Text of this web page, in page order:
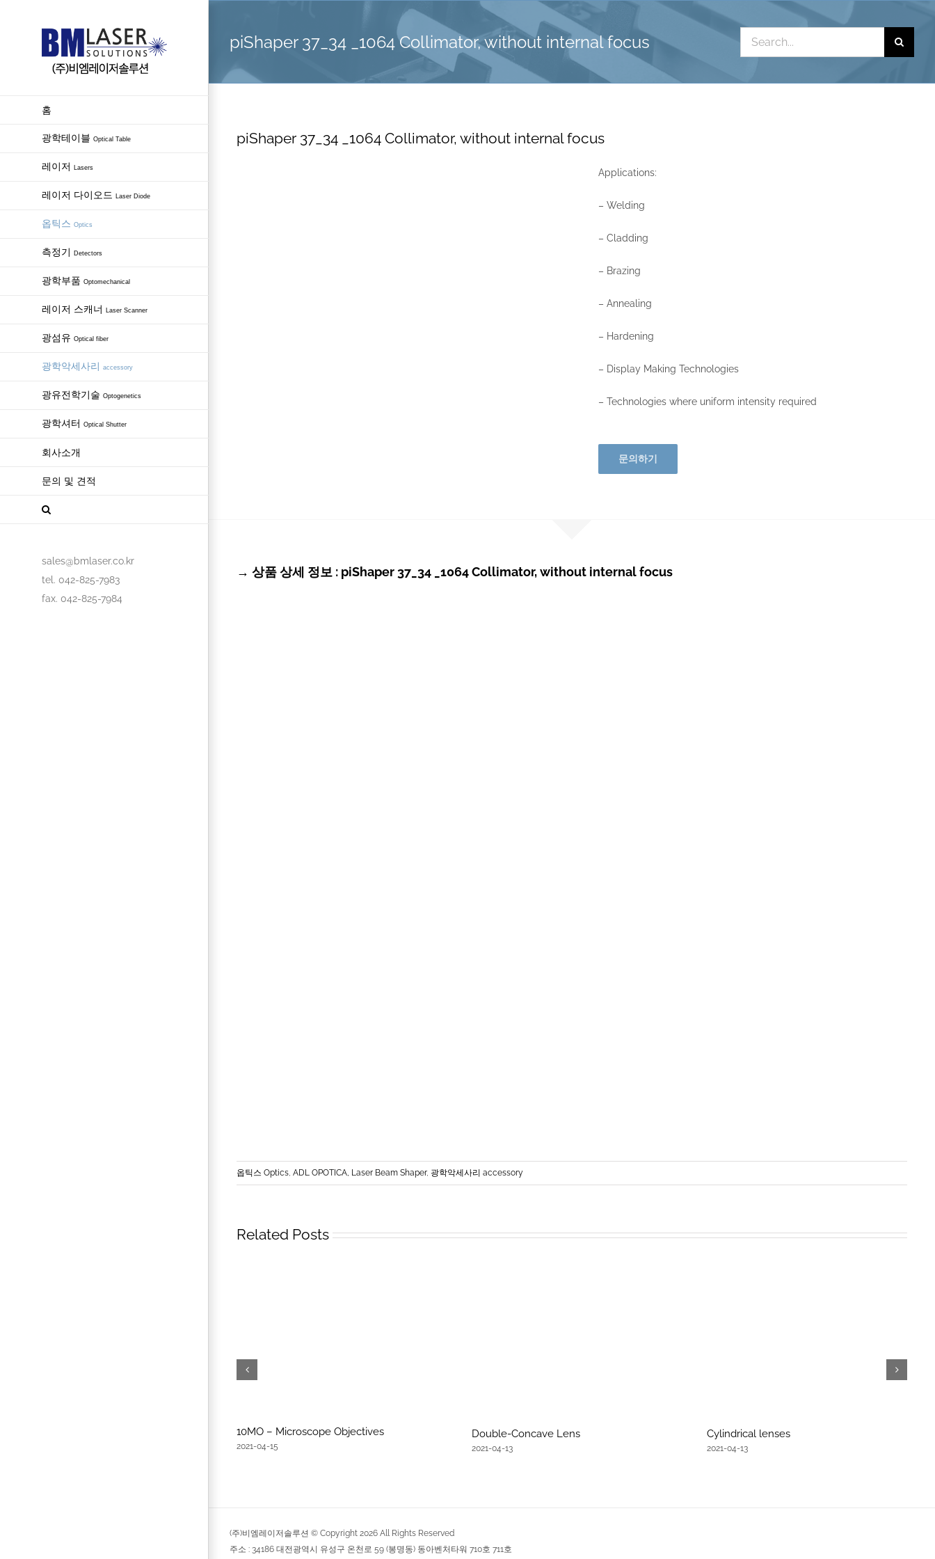
홈
광학테이블 Optical Table
레이저 Lasers
레이저 다이오드 Laser Diode
옵틱스 Optics
측정기 Detectors
광학부품 Optomechanical
레이저 스캐너 Laser Scanner
광섬유 Optical fiber
광학악세사리 accessory
광유전학기술 Optogenetics
광학셔터 Optical Shutter
회사소개
문의 및 견적
sales@bmlaser.co.kr
tel. 042-825-7983
fax. 042-825-7984
piShaper 37_34 _1064 Collimator, without internal focus
Search
for:
piShaper 37_34 _1064 Collimator, without internal focus
Applications:
– Welding
– Cladding
– Brazing
– Annealing
– Hardening
– Display Making Technologies
– Technologies where uniform intensity required
문의하기
→ 상품 상세 정보 : piShaper 37_34 _1064 Collimator, without internal focus
옵틱스 Optics, ADL OPOTICA, Laser Beam Shaper, 광학악세사리 accessory
Related Posts
10MO – Microscope Objectives
2021-04-15
Double-Concave Lens
2021-04-13
Cylindrical lenses
2021-04-13
(주)비엠레이저솔루션 © Copyright 2026 All Rights Reserved
주소 : 34186 대전광역시 유성구 온천로 59 (봉명동) 동아벤처타워 710호 711호